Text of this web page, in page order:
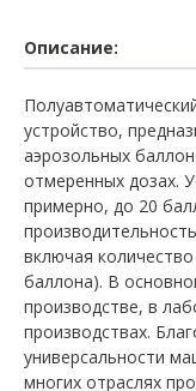
Описание:
устройство,
аэрозольных
отмеренных дозах.
примерно, до 20
включая
баллона). В
производстве, в
производствах.
универсальности
многих отраслях